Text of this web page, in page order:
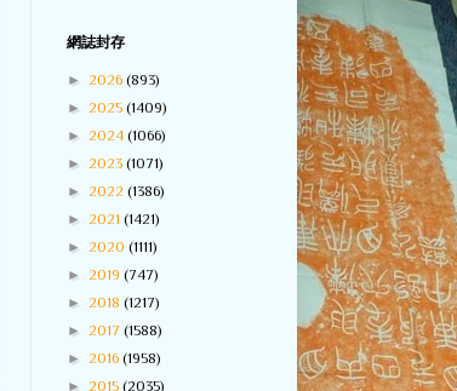
網誌封存
► 2026 (893)
► 2025 (1409)
► 2024 (1066)
► 2023 (1071)
► 2022 (1386)
► 2021 (1421)
► 2020 (1111)
► 2019 (747)
► 2018 (1217)
► 2017 (1588)
► 2016 (1958)
► 2015 (2035)